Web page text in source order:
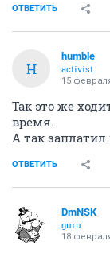
ОТВЕТИТЬ
H
humble
activist
15
Так это же
время.
А так
ОТВЕТИТЬ
DmNSK
guru
18